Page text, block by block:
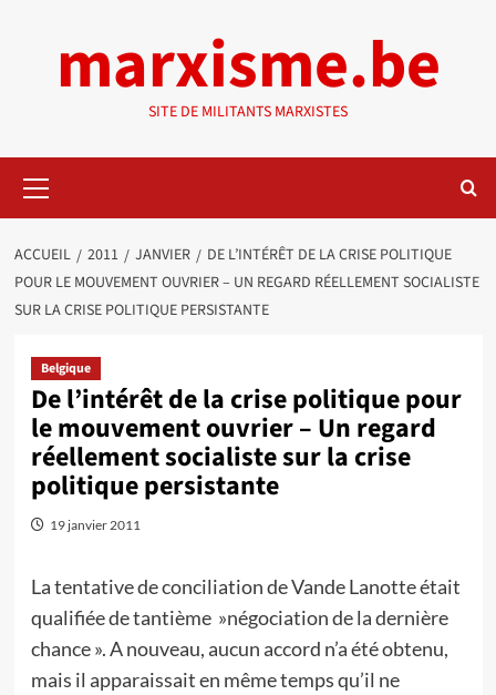
marxisme.be
SITE DE MILITANTS MARXISTES
principal
ACCUEIL 2011 JANVIER
DE L’INTÉRÊT DE LA CRISE POLITIQUE
POUR LE MOUVEMENT OUVRIER – UN REGARD RÉELLEMENT SOCIALISTE
SUR LA CRISE POLITIQUE PERSISTANTE
Belgique
De l’intérêt de la crise politique pour
le mouvement ouvrier – Un regard
réellement socialiste sur la crise
politique persistante
19 janvier 2011
La tentative de conciliation de Vande Lanotte était
qualifiée de tantième »négociation de la dernière
chance ». A nouveau, aucun accord n’a été obtenu,
mais il apparaissait en même temps qu’il ne